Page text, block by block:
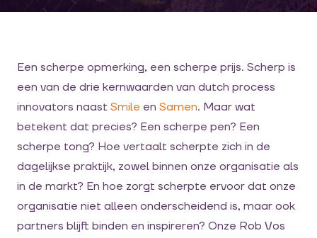
Een scherpe opmerking, een scherpe prijs. Scherp is
een van de drie kernwaarden van dutch process
innovators naast Smile en Samen. Maar wat
betekent dat precies? Een scherpe pen? Een
scherpe tong? Hoe vertaalt scherpte zich in de
dagelijkse praktijk, zowel binnen onze organisatie als
in de markt? En hoe zorgt scherpte ervoor dat onze
organisatie niet alleen onderscheidend is, maar ook
partners blijft binden en inspireren? Onze Rob Vos